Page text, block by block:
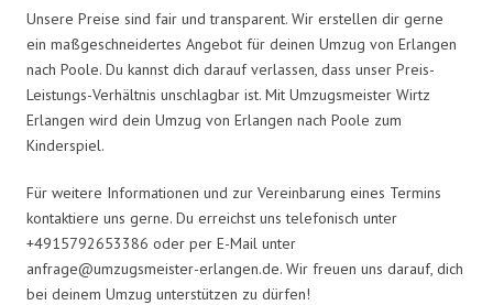
Unsere Preise sind fair und transparent. Wir erstellen dir gerne
ein maßgeschneidertes Angebot für deinen Umzug von Erlangen
nach Poole. Du kannst dich darauf verlassen, dass unser Preis-
Leistungs-Verhältnis unschlagbar ist. Mit Umzugsmeister Wirtz
Erlangen wird dein Umzug von Erlangen nach Poole zum
Kinderspiel.
Für weitere Informationen und zur Vereinbarung eines Termins
kontaktiere uns gerne. Du erreichst uns telefonisch unter
+4915792653386 oder per E-Mail unter
anfrage@umzugsmeister-erlangen.de. Wir freuen uns darauf, dich
bei deinem Umzug unterstützen zu dürfen!